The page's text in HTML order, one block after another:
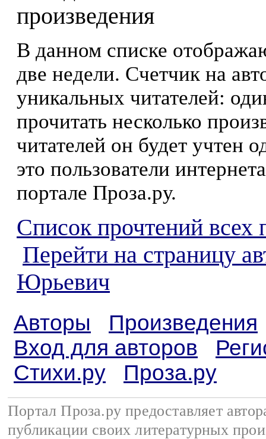
произведения
В данном списке
две недели. Счетчик на
уникальных читателей:
прочитать несколько
читателей он будет учтен
это пользователи
портале Проза.ру.
Список прочтений всех
Перейти на страницу
Юрьевич
Авторы
Произведения
Вход для авторов
Стихи.ру
Проза.ру
Портал Проза.ру предоставляет
публикации своих литературных